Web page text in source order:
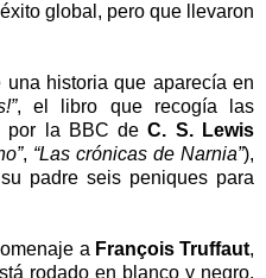
global, pero que llevaron
historia que aparecía en
, el libro que recogía las
por la BBC deC. S. Lewis
, “Las crónicas de Narnia”),
padre seis peniques para
a François Truffaut,
rodado en blanco y negro,